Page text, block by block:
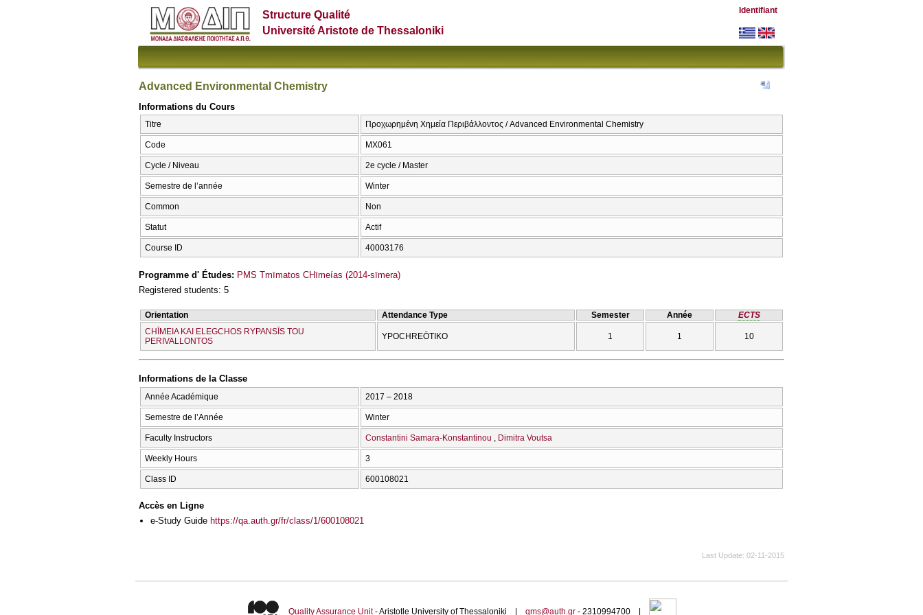
Structure Qualité
Université Aristote de Thessaloniki
Identifiant
Advanced Environmental Chemistry
Informations du Cours
Titre Προχωρημένη Χημεία Περιβάλλοντος / Advanced Environmental Chemistry
Code ΜΧ061
Cycle / Niveau 2e cycle / Master
Semestre de l’année Winter
Common Non
Statut Actif
Course ID 40003176
Programme d' Études: PMS Tmīmatos CΗīmeías (2014-sīmera)
Registered students: 5
Orientation Attendance Type Semester Année
ECTS
CΗĪMEIA KAI ELEGCΗOS RYPANSĪS TOU
PERIVALLONTOS
YPOCΗREŌTIKO 1 1 10
Informations de la Classe
Année Académique 2017 – 2018
Semestre de l’Année Winter
Faculty Instructors Constantini Samara-Konstantinou Dimitra Voutsa
Weekly Hours 3
Class ID 600108021
Accès en Ligne
e-Study Guide https://qa.auth.gr/fr/class/1/600108021
Last Update 02-11-2015
Quality Assurance Unit- Aristotle University of Thessaloniki | qms@auth.gr- 2310994700 |